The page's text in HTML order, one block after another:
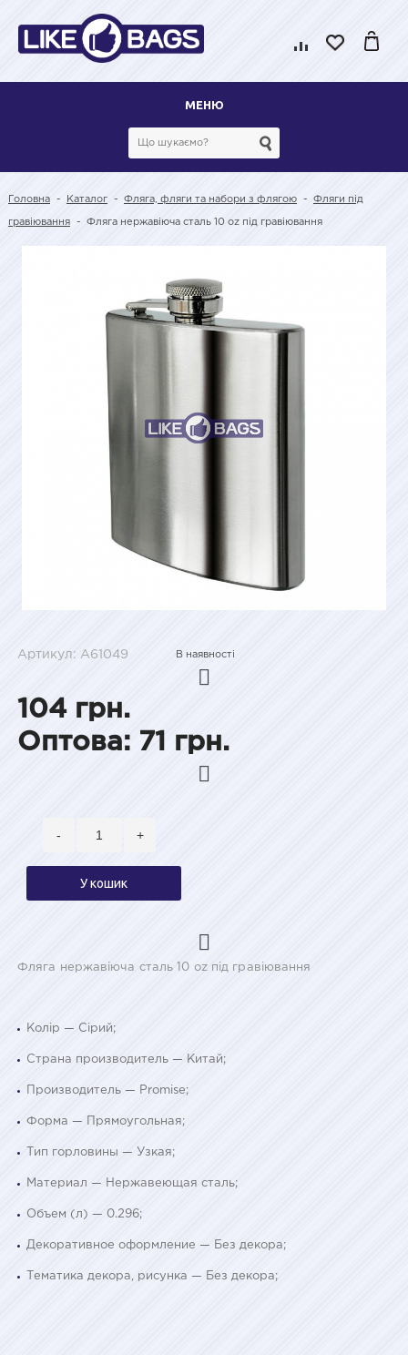
МЕНЮ
Головна - Каталог - Фляга, фляги та набори з флягою - Фляги під
гравіювання - Фляга нержавіюча сталь 10 oz під гравіювання
Артикул: A61049 В наявності
104 грн.
Оптова: 71 грн.
- +
У кошик
Фляга нержавіюча сталь 10 oz під гравіювання
Колір — Сірий;
Страна производитель — Китай;
Производитель — Promise;
Форма — Прямоугольная;
Тип горловины — Узкая;
Материал — Нержавеющая сталь;
Объем (л) — 0.296;
Декоративное оформление — Без декора;
Тематика декора, рисунка — Без декора;